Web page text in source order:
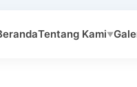
Tentang Kami▼